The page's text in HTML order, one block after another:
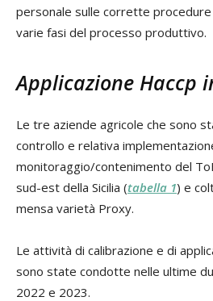
personale sulle corrette
varie fasi del processo produttivo.
Applicazione Haccp
Le tre aziende agricole che sono
controllo e relativa
monitoraggio/contenimento del
sud-est della Sicilia (tabella 1) e
mensa varietà Proxy.
Le attività di calibrazione e di
sono state condotte nelle ultime
2022 e 2023.